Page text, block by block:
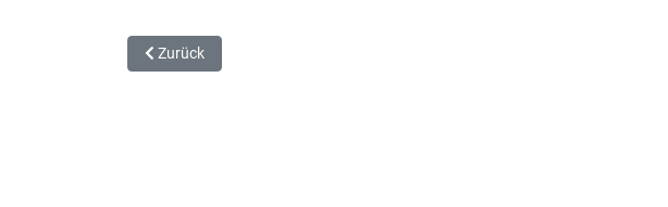
Vorheriger Beitrag: Yard Management in Aktion: Filmdreh bei der Progroup AG
Zurück